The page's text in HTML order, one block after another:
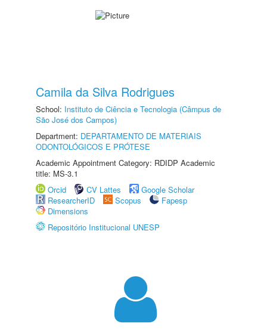
Camila da Silva Rodrigues
School: Instituto de Ciência e Tecnologia (Câmpus de
São José dos Campos)
Department: DEPARTAMENTO DE MATERIAIS
ODONTOLÓGICOS E PRÓTESE
Academic Appointment Category: RDIDP Academic
title: MS-3.1
Orcid
CV Lattes
Google Scholar
ResearcherID
Scopus
Fapesp
Dimensions
Repositório Institucional UNESP